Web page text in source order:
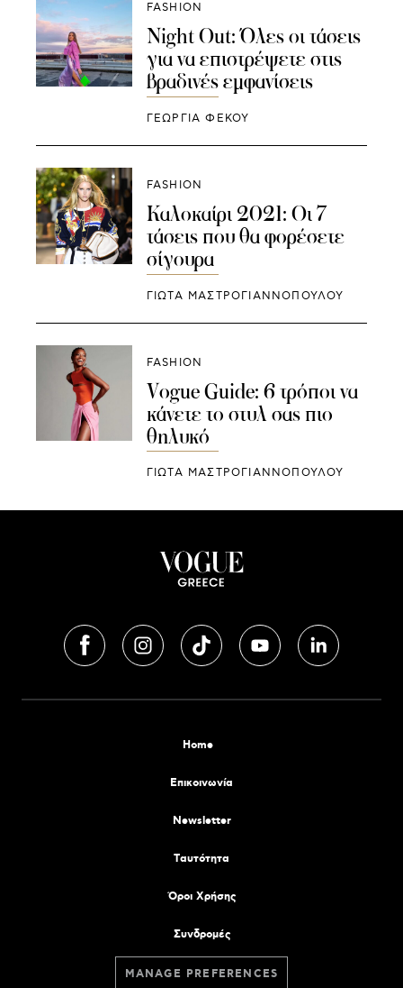
FASHION
Night Out: Όλες οι τάσεις
για να επιστρέψετε στις
βραδινές εμφανίσεις
ΓΕΩΡΓΙΑ ΦΕΚΟΥ
FASHION
Καλοκαίρι 2021: Οι 7
τάσεις που θα φορέσετε
σίγουρα
ΓΙΩΤΑ ΜΑΣΤΡΟΓΙΑΝΝΟΠΟΥΛΟΥ
FASHION
Vogue Guide: 6 τρόποι να
κάνετε το στυλ σας πιο
θηλυκό
ΓΙΩΤΑ ΜΑΣΤΡΟΓΙΑΝΝΟΠΟΥΛΟΥ
Home
Επικοινωνία
Newsletter
Tαυτότητα
Όροι Χρήσης
Συνδρομές
MANAGE PREFERENCES